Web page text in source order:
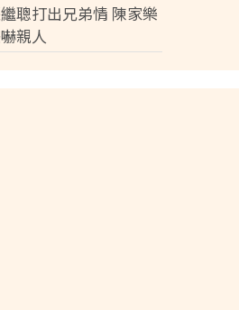
聰打出兄弟情 陳家樂
親人